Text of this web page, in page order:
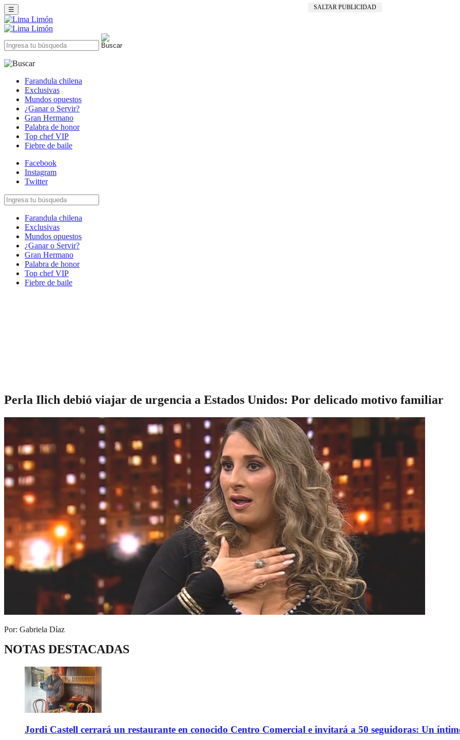
SALTAR PUBLICIDAD
☰
Farandula chilena
Exclusivas
Mundos opuestos
¿Ganar o Servir?
Gran Hermano
Palabra de honor
Top chef VIP
Fiebre de baile
Facebook
Instagram
Twitter
Farandula chilena
Exclusivas
Mundos opuestos
¿Ganar o Servir?
Gran Hermano
Palabra de honor
Top chef VIP
Fiebre de baile
Perla Ilich debió viajar de urgencia a Estados Unidos: Por delicado motivo familiar
Por: Gabriela Díaz
NOTAS DESTACADAS
Jordi Castell cerrará un restaurante en conocido Centro Comercial e invitará a 50 seguidoras: Un